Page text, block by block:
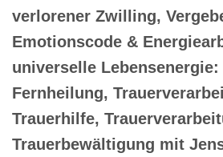
verlorener Zwilling,
Emotionscode &
universelle
Fernheilung,
Trauerhilfe,
Trauerbewältigung mit